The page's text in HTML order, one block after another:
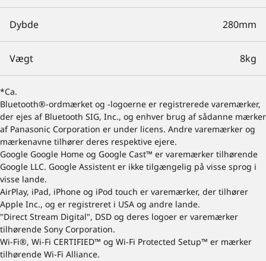
Dybde 280mm
Vægt 8kg
*Ca.
Bluetooth®-ordmærket og -logoerne er registrerede varemærker,
der ejes af Bluetooth SIG, Inc., og enhver brug af sådanne mærker
af Panasonic Corporation er under licens. Andre varemærker og
mærkenavne tilhører deres respektive ejere.
Google Google Home og Google Cast™ er varemærker tilhørende
Google LLC. Google Assistent er ikke tilgængelig på visse sprog i
visse lande.
AirPlay, iPad, iPhone og iPod touch er varemærker, der tilhører
Apple Inc., og er registreret i USA og andre lande.
"Direct Stream Digital", DSD og deres logoer er varemærker
tilhørende Sony Corporation.
Wi-Fi®, Wi-Fi CERTIFIED™ og Wi-Fi Protected Setup™ er mærker
tilhørende Wi-Fi Alliance.